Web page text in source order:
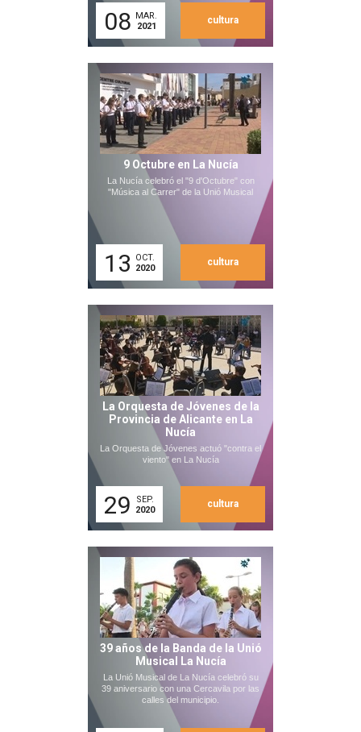
08 MAR.
2021
cultura
9 Octubre en La Nucía
La Nucía celebró el "9 d'Octubre" con
"Música al Carrer" de la Unió Musical
13
OCT.
2020
cultura
La Orquesta de Jóvenes de la
Provincia de Alicante en La
Nucía
La Orquesta de Jóvenes actuó "contra el
viento" en La Nucía
29
SEP.
2020
cultura
39 años de la Banda de la Unió
Musical La Nucía
La Unió Musical de La Nucía celebró su
39 aniversario con una Cercavila por las
calles del municipio.